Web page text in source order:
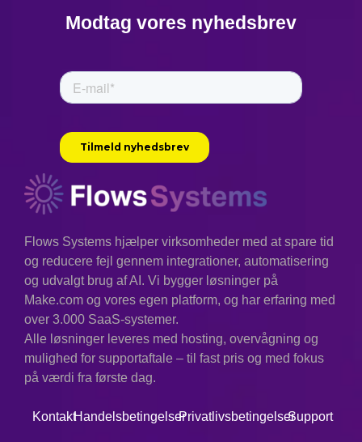
Modtag vores nyhedsbrev
Flows Systems hjælper virksomheder med at spare tid
og reducere fejl gennem integrationer, automatisering
og udvalgt brug af AI. Vi bygger løsninger på
Make.com og vores egen platform, og har erfaring med
over 3.000 SaaS-systemer.
Alle løsninger leveres med hosting, overvågning og
mulighed for supportaftale – til fast pris og med fokus
på værdi fra første dag.
KontaktHandelsbetingelserPrivatlivsbetingelserSupport